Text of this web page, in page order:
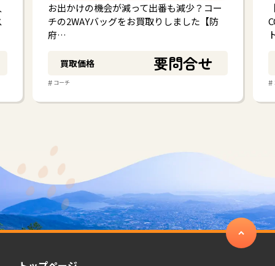
お出かけの機会が減って出番も減少？コー
チの2WAYバッグをお買取りしました【防
府…
買取価格 要問合せ
# コーチ #